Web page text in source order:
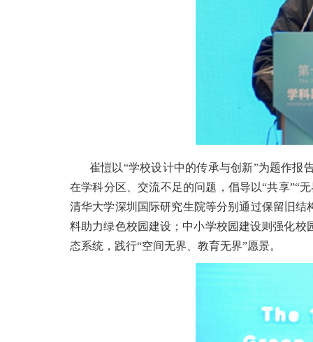
崔愷以“学校设计中的传承与创新”为题作报
在学科分区、交流不足的问题，倡导以“共享”“
清华大学深圳国际研究生院等分别通过保留旧
料助力绿色校园建设；中小学校园建设则强化
态系统，践行“空间无界、教育无界”愿景。